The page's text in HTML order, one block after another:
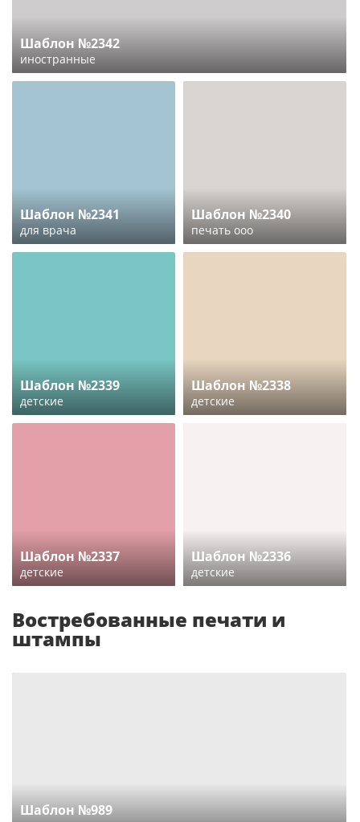
Шаблон №2342
иностранные
Шаблон №2341
для врача
Шаблон №2340
печать ооо
Шаблон №2339
детские
Шаблон №2338
детские
Шаблон №2337
детские
Шаблон №2336
детские
Востребованные печати и
штампы
Шаблон №989